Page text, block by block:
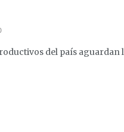
del país